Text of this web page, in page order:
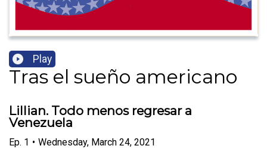
Play
Tras el sueño americano
Lillian. Todo menos regresar a
Venezuela
Ep. 1 • Wednesday, March 24, 2021